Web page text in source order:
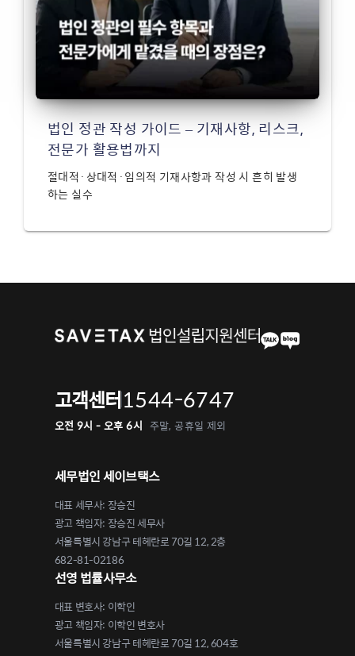
법인 정관 작성 가이드 – 기재사항, 리스크,
전문가 활용법까지
절대적·상대적·임의적 기재사항과 작성 시 흔히 발생
하는 실수
고객센터1544-6747
오전 9시 - 오후 6시 주말, 공휴일 제외
세무법인 세이브택스
대표 세무사: 장승진
광고 책임자: 장승진 세무사
서울특별시 강남구 테헤란로 70길 12, 2층
682-81-02186
선영 법률사무소
대표 변호사: 이학인
광고 책임자: 이학인 변호사
서울특별시 강남구 테헤란로 70길 12, 604호